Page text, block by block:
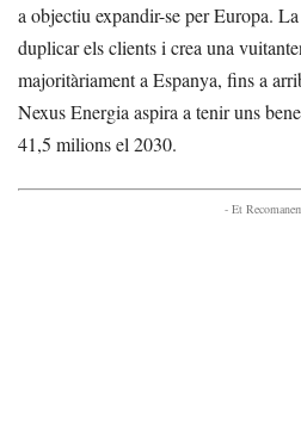
a objectiu expandir-se per Europa.
duplicar els clients i crea una
majoritàriament a Espanya, fins a
Nexus Energia aspira a tenir uns
41,5 milions el 2030.
- Et